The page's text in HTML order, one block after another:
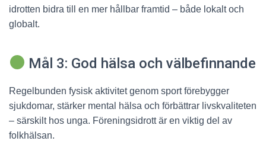
idrotten bidra till en mer hållbar framtid – både lokalt och
globalt.
Mål 3: God hälsa och välbefinnande
Regelbunden fysisk aktivitet genom sport förebygger
sjukdomar, stärker mental hälsa och förbättrar livskvaliteten
– särskilt hos unga. Föreningsidrott är en viktig del av
folkhälsan.